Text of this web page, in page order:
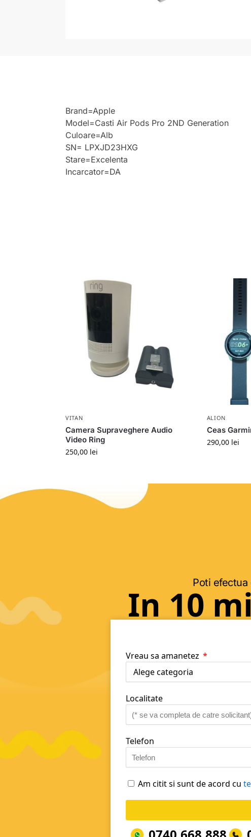
Brand=Apple
Model=Casti Air Pods Pro 2ND Generation
Culoare=Alb
SN= LPXJD23HXG
Stare=Excelenta
Incarcator=DA
VITAN
Camera Supraveghere Audio
Video Ring
250,00 lei
ALION
Ceas
290,00 lei
Poti
In 10
Vreau sa amanetez
Localitate
Telefon
Am citit si sunt de acord cu